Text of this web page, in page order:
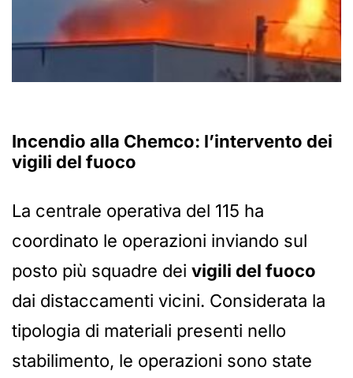
Incendio alla Chemco: l’intervento dei
vigili del fuoco
La centrale operativa del 115 ha
coordinato le operazioni inviando sul
posto più squadre dei vigili del fuoco
dai distaccamenti vicini. Considerata la
tipologia di materiali presenti nello
stabilimento, le operazioni sono state